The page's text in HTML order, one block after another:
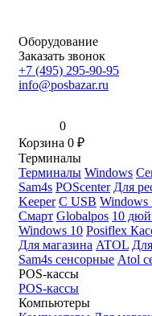
Оборудование
Заказать звонок
+7 (495) 295-90-95
info@posbazar.ru
0
Корзина 0 ₽
Терминалы
Терминалы Windows
Sam4s POScenter Для
Keeper С USB Windows
Смарт Globalpos 10
Windows 10 Posiflex
Для магазина ATOL
Sam4s сенсорные Atol
POS-кассы
POS-кассы
Компьютеры